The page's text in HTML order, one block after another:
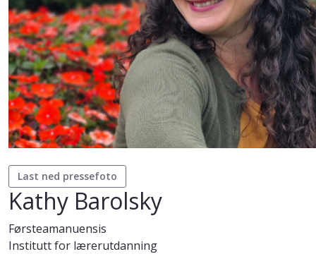
Last ned pressefoto
Kathy Barolsky
Førsteamanuensis
Institutt for lærerutdanning